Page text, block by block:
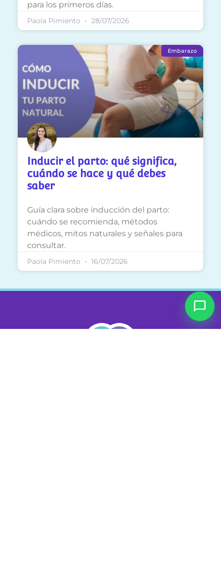
para los primeros días.
Paola Pimiento 28/07/2026
Embarazo
Inducir el parto: qué significa,
cuándo se hace y qué debes
saber
Guía clara sobre inducción del parto:
cuándo se recomienda, métodos
médicos, mitos naturales y señales para
consultar.
Paola Pimiento 16/07/2026